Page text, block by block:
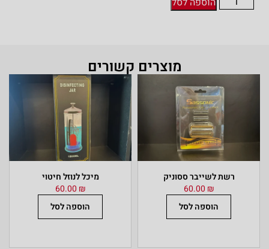
מוצרים קשורים
רשת לשייבר ססוניק
60.00 ₪
הוספה לסל
מיכל לנוזל חיטוי
60.00 ₪
הוספה לסל